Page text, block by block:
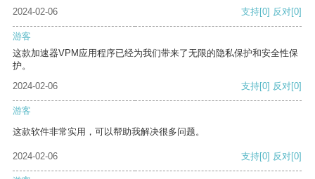
2024-02-06 支持[0] 反对[0]
游客
这款加速器VPM应用程序已经为我们带来了无限的隐私保护和安全性保
护。
2024-02-06
支持[0] 反对[0]
游客
这款软件非常实用，可以帮助我解决很多问题。
2024-02-06 支持[0] 反对[0]